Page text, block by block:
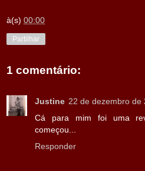
à(s) 00:00
Partilhar
1 comentário:
Justine 22 de dezembro de
Cá para mim foi uma
começou...
Responder